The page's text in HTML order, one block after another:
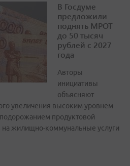
В Госдуме
предложили
поднять МРОТ
до 50 тысяч
рублей с 2027
года
Авторы
инициативы
объясняют
увеличения высоким уровнем
продуктовой
жилищно-коммунальные услуги